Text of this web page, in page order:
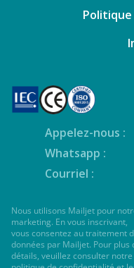
Appelez-nous :
Whatsapp :
Courriel :
Nous utilisons Mailjet pour
marketing. En vous inscrivant,
vous consentez au traitement
données par Mailjet. Pour plus
détails, veuillez consulter notre